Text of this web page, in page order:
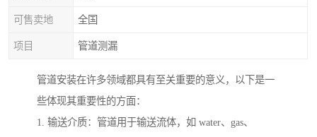
可售卖地 全国
项目 管道测漏
管道安装在许多领域都具有至关重要的意义，以下是一
些体现其重要性的方面：
1. 输送介质：管道用于输送流体，如 water、gas、